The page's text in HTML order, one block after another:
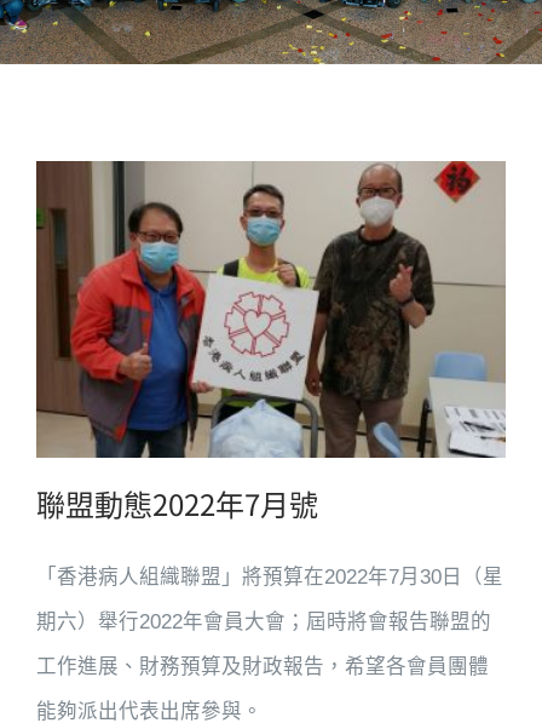
聯盟動態2022年7月號
「香港病人組織聯盟」將預算在2022年7月30日（星
期六）舉行2022年會員大會；屆時將會報告聯盟的
工作進展、財務預算及財政報告，希望各會員團體
能夠派出代表出席參與。